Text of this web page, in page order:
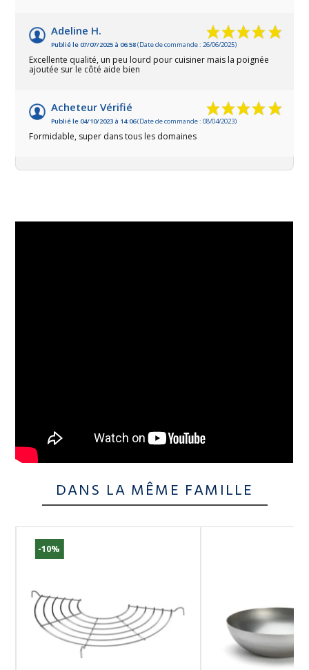
Adeline H.
Publié le 07/07/2025 à 06:58(Date de commande : 26/06/2025)
Excellente qualité, un peu lourd pour cuisiner mais la poignée
ajoutée sur le côté aide bien
Acheteur Vérifié
Publié le 04/10/2023 à 14:06(Date de commande : 08/04/2023)
Formidable, super dans tous les domaines
DANS LA MÊME FAMILLE
-10%